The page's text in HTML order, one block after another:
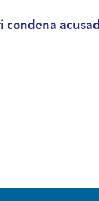
condena